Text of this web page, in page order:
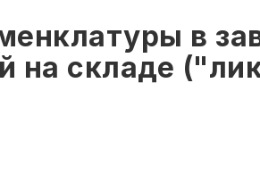
в
на складе